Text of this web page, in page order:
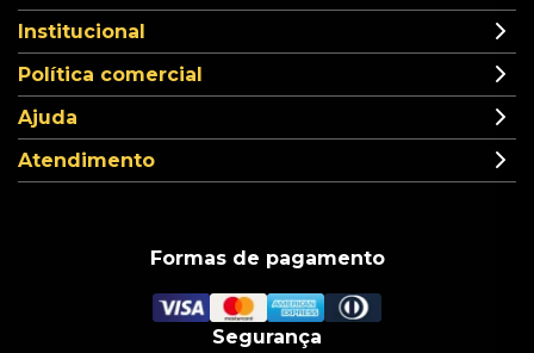
Institucional
Política comercial
Ajuda
Atendimento
Formas de pagamento
Segurança